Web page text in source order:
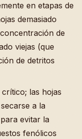
en etapas de
demasiado
de
viejas (que
de detritos
las hojas
a la
evitar la
fenólicos